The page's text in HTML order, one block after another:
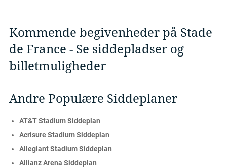
Kommende begivenheder på Stade
de France - Se siddepladser og
billetmuligheder
Andre Populære Siddeplaner
AT&T Stadium Siddeplan
Acrisure Stadium Siddeplan
Allegiant Stadium Siddeplan
Allianz Arena Siddeplan